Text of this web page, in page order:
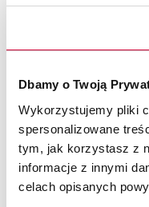
Dbamy o Twoją
Wykorzystujemy pliki
spersonalizowane
tym, jak korzystasz z
informacje z innymi
celach opisanych